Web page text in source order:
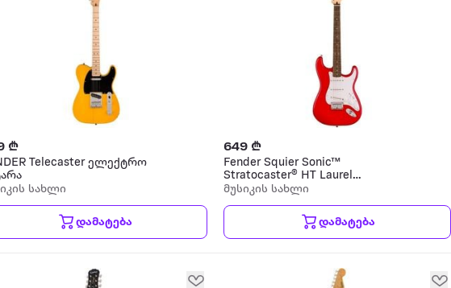
₾
Telecaster ელექტრო
სახლი
დამატება
649 ₾
Fender Squier Sonic™
Stratocaster® HT Laurel
Fingerboard White Pickguard
მუსიკის სახლი
დამატება